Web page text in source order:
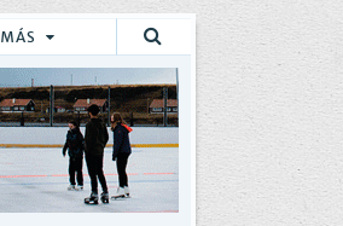
MÁS
Buscar